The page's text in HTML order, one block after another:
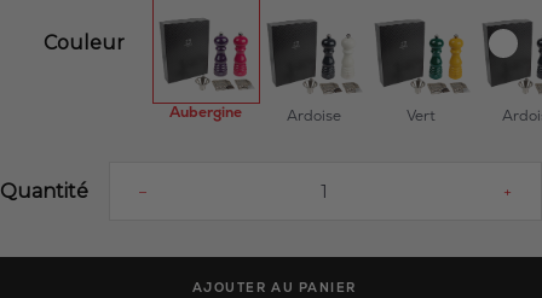
Couleur
Aubergine Ardoise Vert
Quantité – +
AJOUTER AU PANIER